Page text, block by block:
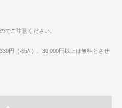
でご注意ください。
円（税込）、30,000円以上は無料とさせ